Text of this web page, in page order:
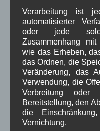
Juni 2023(7)
Mai 2023(8)
April 2023
(10)
März 2023(5)
Februar 2023(3)
Januar 2023(8)
Dezember 2022(7)
November 2022(8)
Oktober 2022 (8)
September 2022(2)
August 2022(6)
Verarbeitung ist
automatisierter
oder jede
Zusammenhang
wie das Erheben,
das Ordnen, die
Veränderung, das
Verwendung, die
Verbreitung
Bereitstellung, den
die
Vernichtung.